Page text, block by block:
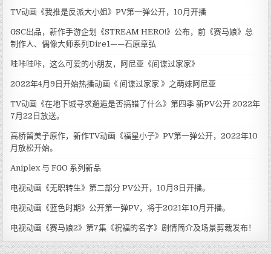
TV动画《我推是反派大小姐》PV第一弹公开，10月开播
GSC出品，新作手游企划《STREAM HERO!》公布，前《赛马娘》总
制作人、偶像大师系列Dire1——石原章弘
哇咔哇咔，这么可爱的小朋友，阿尼亚《间谍过家家》
2022年4月9日开始热播动画《 间谍过家家 》之萌妹阿尼亚
TV动画《在地下城寻求邂逅是否搞错了什么》第四季 新PV公开 2022年
7月22日放送。
高桥留美子原作，新作TV动画《福星小子》PV第一弹公开，2022年10
月放松开始。
Aniplex 与 FGO 系列新品
电视动画《无职转生》第二部分 PV公开，10月3日开播。
电视动画《蓝色时期》公开第一弹PV，将于2021年10月开播。
电视动画《赛马娘2》第7集《祝福的名字》剧情简介及场景剪裁发布！